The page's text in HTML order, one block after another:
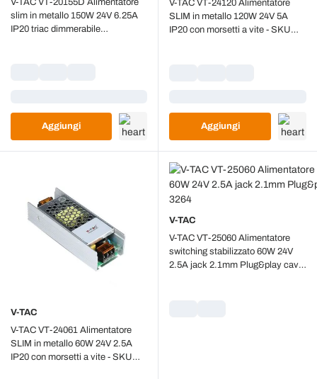
V-TAC VT-20155D Alimentatore
slim in metallo 150W 24V 6.25A
IP20 triac dimmerabile
Aggiungi
V-TAC VT-24120 Alimentatore
SLIM in metallo 120W 24V 5A
IP20 con morsetti a vite - SKU
Aggiungi
V-TAC
V-TAC VT-24061 Alimentatore
SLIM in metallo 60W 24V 2.5A
IP20 con morsetti a vite - SKU
V-TAC
V-TAC VT-25060 Alimentatore
switching stabilizzato 60W 24V
2.5A jack 2.1mm Plug&play cavo